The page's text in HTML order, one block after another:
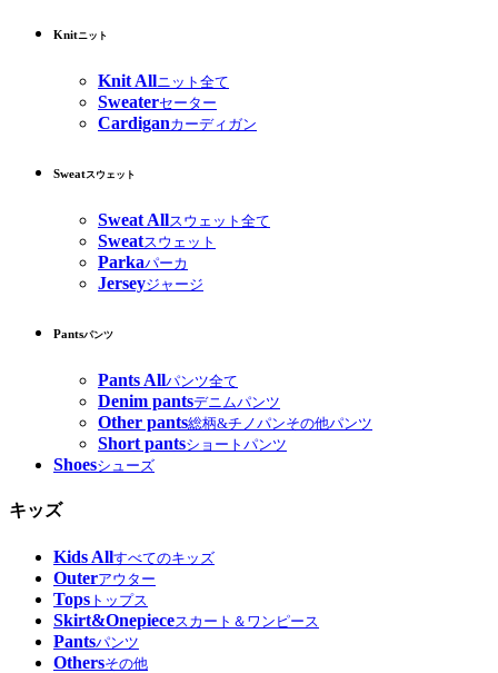
Knitニット
Knit Allニット全て
Sweaterセーター
Cardiganカーディガン
Sweatスウェット
Sweat Allスウェット全て
Sweatスウェット
Parkaパーカ
Jerseyジャージ
Pantsパンツ
Pants Allパンツ全て
Denim pantsデニムパンツ
Other pants総柄&チノパンその他パンツ
Short pantsショートパンツ
Shoesシューズ
キッズ
Kids Allすべてのキッズ
Outerアウター
Tops トップス
Skirt&Onepieceスカート＆ワンピース
Pantsパンツ
Othersその他